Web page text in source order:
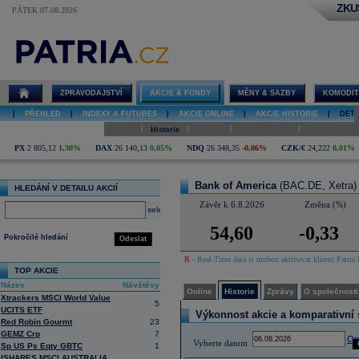
PÁTEK 07.08.2026
Bank of
ZPRAVODAJSTVÍ AKCIE & FONDY MĚNY & SAZBY
PŘEHLED INDEXY A FUTURES AKCIE ONLINE AKCIE HISTORIE
Historie
PX 2 805,12 1,30% DAX 26 140,13 0,05% NDQ 26 348,35 -0,06% CZK/€ 24,222 0,01%
HLEDÁNÍ V DETAILU AKCIÍ
select
Odeslat
Pokročilé hledání
TOP AKCIE
Název
Návštěvy
Xtrackers MSCI World Value
UCITS ETF
5
Red Robin Gourmt
23
GEMZ Crp
7
Sp US Ps Eqty GBTC
1
Bank of America (BAC.DE, Xetra)
Závěr k 6.8.2026 Změna (%)
54,60 -0,33
R - Real-Time data si mohou aktivovat klienti
Online Historie Zprávy O společnosti
Výkonnost akcie a komparativní
Vyberte datum